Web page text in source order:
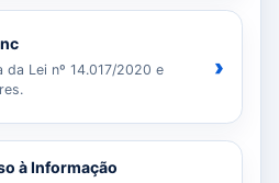
da Lei nº 14.017/2020 e
›
à Informação